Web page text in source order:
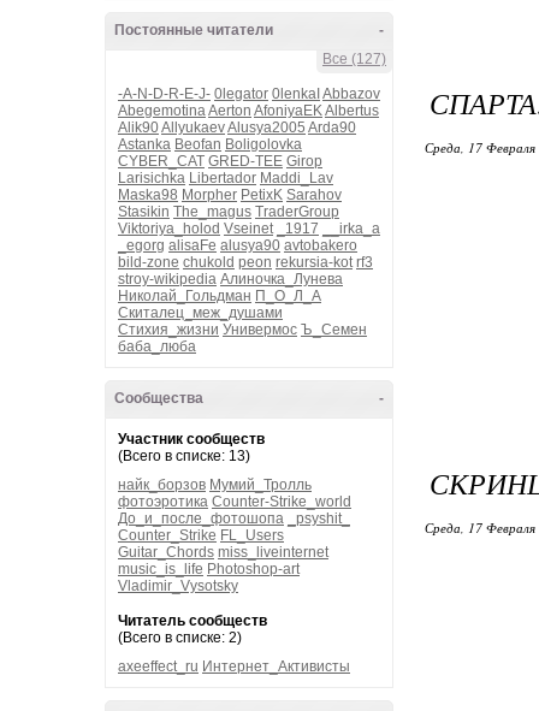
-
Постоянные читатели
Все (127)
-A-N-D-R-E-J- 0legator 0lenkaI Abbazov
AbegemotinaAerton AfoniyaEKAlbertus
Alik90AllyukaevAlusya2005 Arda90
Astanka Beofan Boligolovka
CYBER_CAT GRED-TEE Girop
Larisichka Libertador Maddi_Lav
Maska98 Morpher PetixK Sarahov
Stasikin The_magus TraderGroup
Viktoriya_holod Vseinet _1917
__irka_a
_egorg alisaFe alusya90 avtobakero
bild-zone chukold peon rekursia-kot rf3
stroy-wikipedia Алиночка_Лунева
Николай_Гольдман П_О_Л_А
Скиталец_меж_душами
Стихия_жизни Универмос Ъ_Семен
баба_люба
-
Сообщества
Участник сообществ
(Всего в списке: 13)
найк_борзов Мумий_Тролль
фотоэротика Counter-Strike_world
До_и_после_фотошопа
_psyshit_
Counter_Strike FL_Users
Guitar_Chords miss_liveinternet
music_is_life Photoshop-art
Vladimir_Vysotsky
Читатель сообществ
(Всего в списке: 2)
axeeffect_ru Интернет_Активисты
Среда, 17
Среда, 17